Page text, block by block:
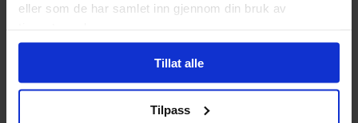
eller som de har samlet inn gjennom din bruk av
Tillat alle
Tilpass
449
Ikke på nettlager
449
404